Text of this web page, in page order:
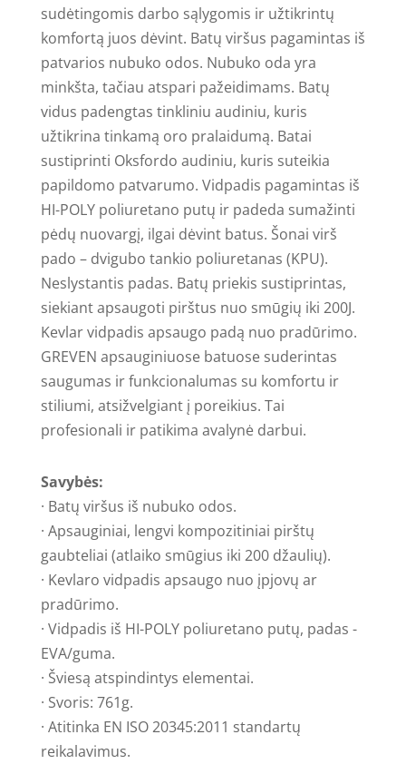
sudėtingomis darbo sąlygomis ir užtikrintų
komfortą juos dėvint. Batų viršus pagamintas iš
patvarios nubuko odos. Nubuko oda yra
minkšta, tačiau atspari pažeidimams. Batų
vidus padengtas tinkliniu audiniu, kuris
užtikrina tinkamą oro pralaidumą. Batai
sustiprinti Oksfordo audiniu, kuris suteikia
papildomo patvarumo. Vidpadis pagamintas iš
HI-POLY poliuretano putų ir padeda sumažinti
pėdų nuovargį, ilgai dėvint batus. Šonai virš
pado – dvigubo tankio poliuretanas (KPU).
Neslystantis padas. Batų priekis sustiprintas,
siekiant apsaugoti pirštus nuo smūgių iki 200J.
Kevlar vidpadis apsaugo padą nuo pradūrimo.
GREVEN apsauginiuose batuose suderintas
saugumas ir funkcionalumas su komfortu ir
stiliumi, atsižvelgiant į poreikius. Tai
profesionali ir patikima avalynė darbui.
Savybės:
· Batų viršus iš nubuko odos.
· Apsauginiai, lengvi kompozitiniai pirštų
gaubteliai (atlaiko smūgius iki 200 džaulių).
· Kevlaro vidpadis apsaugo nuo įpjovų ar
pradūrimo.
· Vidpadis iš HI-POLY poliuretano putų, padas -
EVA/guma.
· Šviesą atspindintys elementai.
· Svoris: 761g.
· Atitinka EN ISO 20345:2011 standartų
reikalavimus.